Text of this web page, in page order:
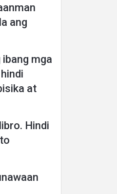
ang
mga
at
Hindi